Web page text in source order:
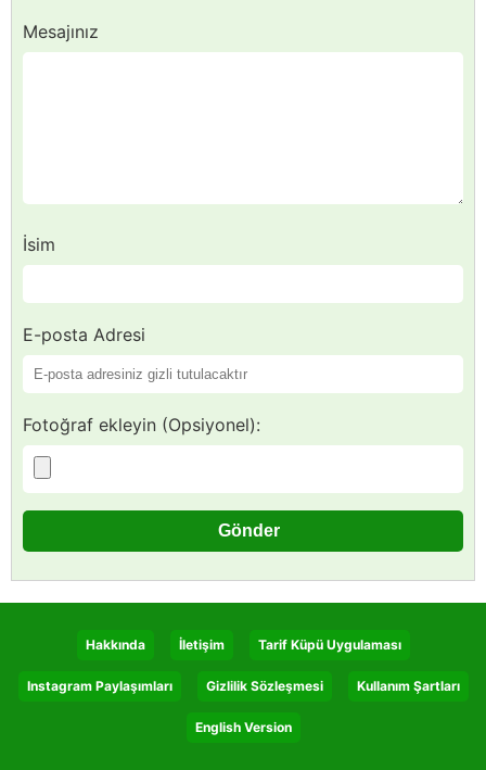
Mesajınız
İsim
E-posta Adresi
Fotoğraf ekleyin (Opsiyonel):
Hakkında İletişim Tarif Küpü Uygulaması
Instagram Paylaşımları Gizlilik Sözleşmesi Kullanım Şartları
English Version